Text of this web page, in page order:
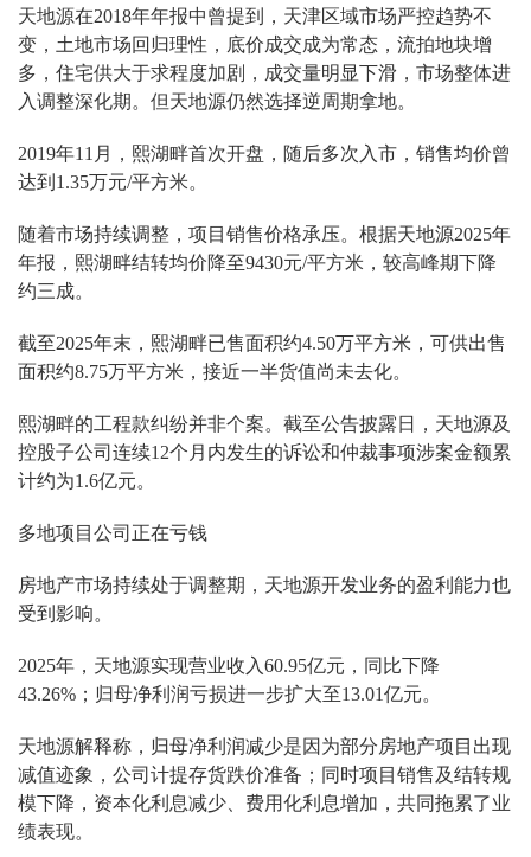
天地源在2018年年报中曾提到，天津区域市场严控趋势不
变，土地市场回归理性，底价成交成为常态，流拍地块增
多，住宅供大于求程度加剧，成交量明显下滑，市场整体进
入调整深化期。但天地源仍然选择逆周期拿地。
2019年11月，熙湖畔首次开盘，随后多次入市，销售均价曾
达到1.35万元/平方米。
随着市场持续调整，项目销售价格承压。根据天地源2025年
年报，熙湖畔结转均价降至9430元/平方米，较高峰期下降
约三成。
截至2025年末，熙湖畔已售面积约4.50万平方米，可供出售
面积约8.75万平方米，接近一半货值尚未去化。
熙湖畔的工程款纠纷并非个案。截至公告披露日，天地源及
控股子公司连续12个月内发生的诉讼和仲裁事项涉案金额累
计约为1.6亿元。
多地项目公司正在亏钱
房地产市场持续处于调整期，天地源开发业务的盈利能力也
受到影响。
2025年，天地源实现营业收入60.95亿元，同比下降
43.26%；归母净利润亏损进一步扩大至13.01亿元。
天地源解释称，归母净利润减少是因为部分房地产项目出现
减值迹象，公司计提存货跌价准备；同时项目销售及结转规
模下降，资本化利息减少、费用化利息增加，共同拖累了业
绩表现。